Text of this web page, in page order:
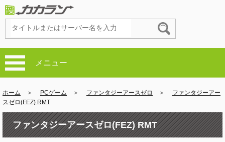
メニュー
ホーム ＞ PCゲーム ＞ ファンタジーアースゼロ ＞ ファンタジーアー
スゼロ(FEZ) RMT
ファンタジーアースゼロ(FEZ) RMT